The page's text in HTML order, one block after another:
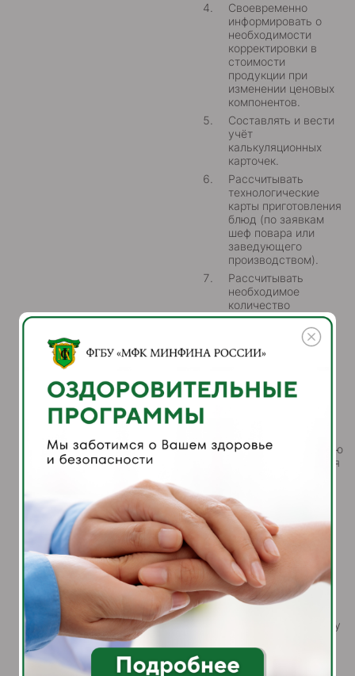
Своевременно
информировать о
необходимости
корректировки в
стоимости
продукции при
изменении ценовых
компонентов.
Составлять и вести
учёт
калькуляционных
карточек.
Рассчитывать
технологические
карты приготовления
блюд (по заявкам
шеф повара или
заведующего
производством).
Рассчитывать
необходимое
количество
ингредиентов
утверждённым
технологическим
Вести учёт
автоматизированную
систему управления
наименование (по
утверждённому
приказу);
рецептуру и состав
ингредиентов;
нормы закладки
продуктов;
технологическую карту
розничную цену
реализации;